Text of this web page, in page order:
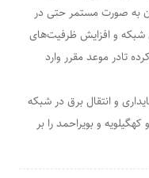
به صورت مستمر حتی در
شبکه و افزایش ظرفیت‌های
تادر موعد مقرر وارد
و انتقال برق در شبکه
و بویراحمد را بر